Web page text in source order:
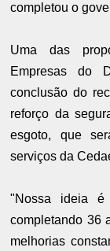
completou o
Uma das
Empresas do
conclusão do
reforço da
esgoto, que
serviços da
"Nossa ideia é
completando 36
melhorias